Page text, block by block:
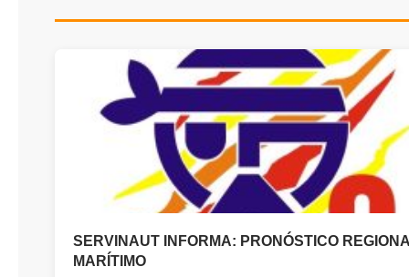
SERVINAUT INFORMA: PRONÓSTICO
MARÍTIMO